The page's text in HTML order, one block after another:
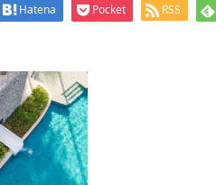
Hatena Pocket RSS